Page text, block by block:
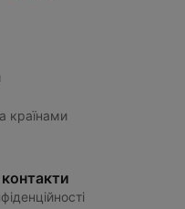
країнами